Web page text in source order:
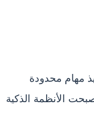
مهام محدودة
الأنظمة الذكية